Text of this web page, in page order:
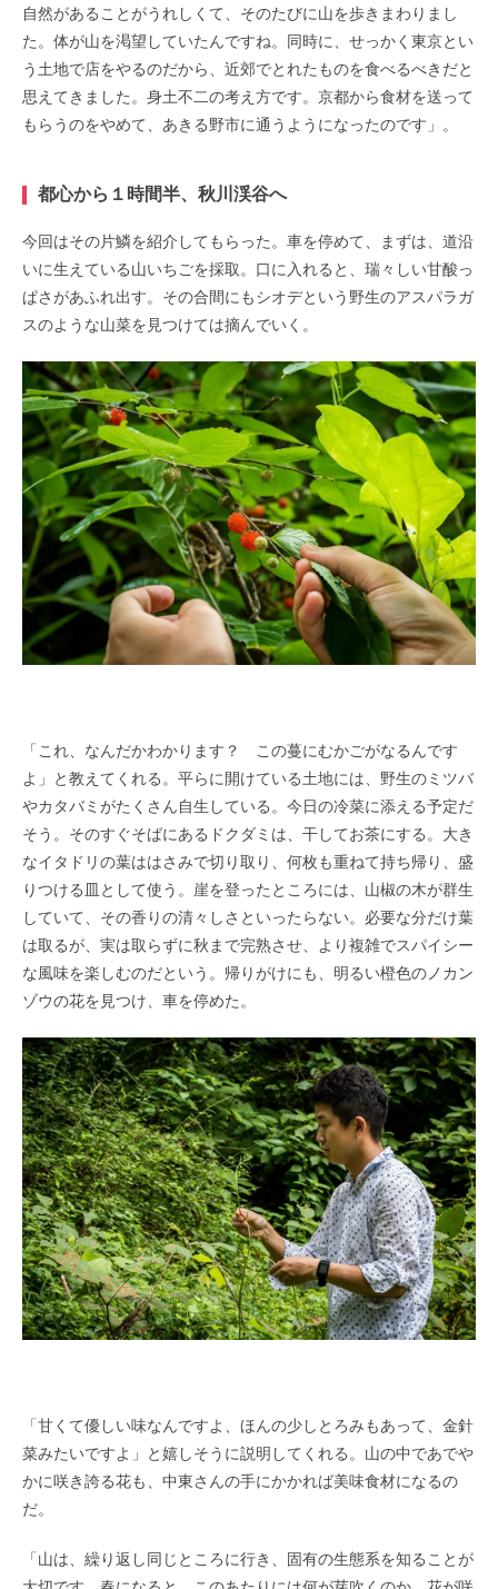
自然があることがうれしくて、そのたびに山を歩きまわりまし
た。体が山を渇望していたんですね。同時に、せっかく東京とい
う土地で店をやるのだから、近郊でとれたものを食べるべきだと
思えてきました。身土不二の考え方です。京都から食材を送って
もらうのをやめて、あきる野市に通うようになったのです」。
都心から１時間半、秋川渓谷へ
今回はその片鱗を紹介してもらった。車を停めて、まずは、道沿
いに生えている山いちごを採取。口に入れると、瑞々しい甘酸っ
ぱさがあふれ出す。その合間にもシオデという野生のアスパラガ
スのような山菜を見つけては摘んでいく。
「これ、なんだかわかります？ この蔓にむかごがなるんです
よ」と教えてくれる。平らに開けている土地には、野生のミツバ
やカタバミがたくさん自生している。今日の冷菜に添える予定だ
そう。そのすぐそばにあるドクダミは、干してお茶にする。大き
なイタドリの葉ははさみで切り取り、何枚も重ねて持ち帰り、盛
りつける皿として使う。崖を登ったところには、山椒の木が群生
していて、その香りの清々しさといったらない。必要な分だけ葉
は取るが、実は取らずに秋まで完熟させ、より複雑でスパイシー
な風味を楽しむのだという。帰りがけにも、明るい橙色のノカン
ゾウの花を見つけ、車を停めた。
「甘くて優しい味なんですよ、ほんの少しとろみもあって、金針
菜みたいですよ」と嬉しそうに説明してくれる。山の中であでや
かに咲き誇る花も、中東さんの手にかかれば美味食材になるの
だ。
「山は、繰り返し同じところに行き、固有の生態系を知ることが